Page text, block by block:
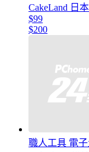
CakeLand 日
$99
$200
職人工具 電